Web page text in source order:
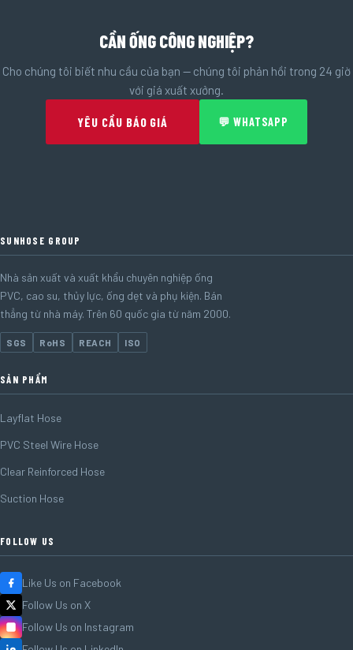
CẦN ỐNG CÔNG NGHIỆP?
Cho chúng tôi biết nhu cầu của bạn — chúng tôi phản hồi trong 24 giờ
với giá xuất xưởng.
YÊU CẦU BÁO GIÁ 💬 WHATSAPP
SUNHOSE GROUP
Nhà sản xuất và xuất khẩu chuyên nghiệp ống
PVC, cao su, thủy lực, ống dẹt và phụ kiện. Bán
thẳng từ nhà máy. Trên 60 quốc gia từ năm 2000.
SGS RoHS REACH ISO
SẢN PHẨM
Layflat Hose
PVC Steel Wire Hose
Clear Reinforced Hose
Suction Hose
FOLLOW US
Like Us on Facebook
Follow Us on X
Follow Us on Instagram